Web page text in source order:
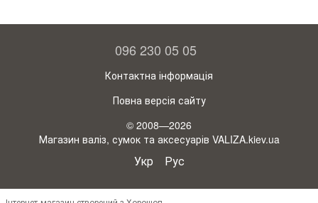
096 230 05 05
Контактна інформація
Повна версія сайту
© 2008—2026
Магазин валіз, сумок та аксесуарів VALIZA.kiev.ua
Укр Рус